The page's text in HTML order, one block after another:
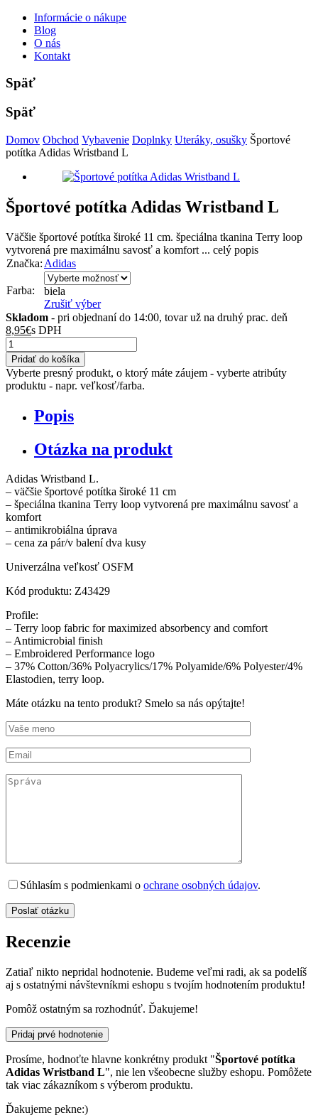
Informácie o nákupe
Blog
O nás
Kontakt
Späť
Späť
Domov Obchod Vybavenie Doplnky Uteráky, osušky Športové
potítka Adidas Wristband L
Športové potítka Adidas Wristband L
Väčšie športové potítka široké 11 cm. špeciálna tkanina Terry loop
vytvorená pre maximálnu savosť a komfort ... celý popis
Značka: Adidas
Farba:
biela
Zrušiť výber
Skladom - pri objednaní do 14:00, tovar už na druhý prac. deň
8,95€s DPH
množstvo
Športové
potítka
Adidas
Wristband
Pridať do košíka
Vyberte presný produkt, o ktorý máte záujem - vyberte atribúty
produktu - napr. veľkosť/farba.
Popis
Otázka na produkt
Adidas Wristband L.
– väčšie športové potítka široké 11 cm
– špeciálna tkanina Terry loop vytvorená pre maximálnu savosť a
komfort
– antimikrobiálna úprava
– cena za pár/v balení dva kusy
Univerzálna veľkosť OSFM
Kód produktu: Z43429
Profile:
– Terry loop fabric for maximized absorbency and comfort
– Antimicrobial finish
– Embroidered Performance logo
– 37% Cotton/36% Polyacrylics/17% Polyamide/6% Polyester/4%
Elastodien, terry loop.
Máte otázku na tento produkt? Smelo sa nás opýtajte!
Súhlasím s podmienkami o ochrane osobných údajov.
Recenzie
Zatiaľ nikto nepridal hodnotenie. Budeme veľmi radi, ak sa podelíš
aj s ostatnými návštevníkmi eshopu s tvojím hodnotením produktu!
Pomôž ostatným sa rozhodnúť. Ďakujeme!
Pridaj prvé hodnotenie
Prosíme, hodnoťte hlavne konkrétny produkt "Športové potítka
Adidas Wristband L", nie len všeobecne služby eshopu. Pomôžete
tak viac zákazníkom s výberom produktu.
Ďakujeme pekne:)